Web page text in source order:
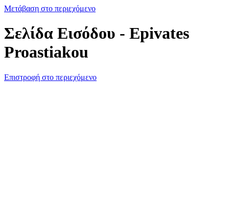
Μετάβαση στο περιεχόμενο
Σελίδα Εισόδου - Epivates
Proastiakou
Επιστροφή στο περιεχόμενο